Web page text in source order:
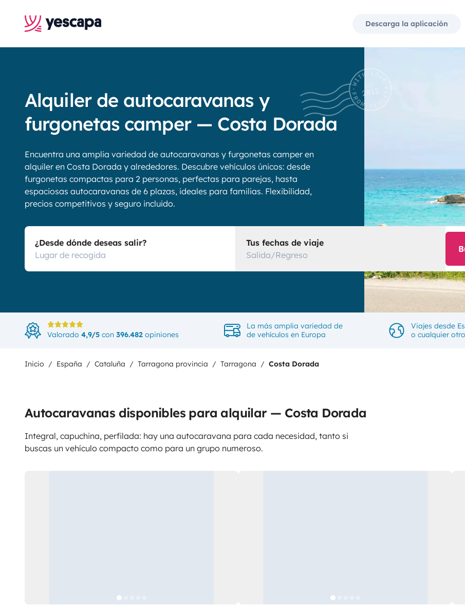
Descarga la aplicación
Alquiler de autocaravanas y
furgonetas camper — Costa Dorada
Encuentra una amplia variedad de autocaravanas y furgonetas camper en
alquiler en Costa Dorada y alrededores. Descubre vehículos únicos: desde
furgonetas compactas para 2 personas, perfectas para parejas, hasta
espaciosas autocaravanas de 6 plazas, ideales para familias. Flexibilidad,
precios competitivos y seguro incluido.
¿Desde dónde deseas salir?
Tus fechas de viaje
Salida/Regreso
Valorado 4,9/5 con 396.482 opiniones
La más amplia variedad de
de vehículos en Europa
Viajes desde
o cualquier
Inicio España Cataluña Tarragona provincia Tarragona Costa Dorada
Autocaravanas disponibles para alquilar — Costa Dorada
Integral, capuchina, perfilada: hay una autocaravana para cada necesidad, tanto si
buscas un vehículo compacto como para un grupo numeroso.